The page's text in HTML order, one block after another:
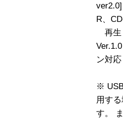
R、
再生
ン対
※
用す
す。